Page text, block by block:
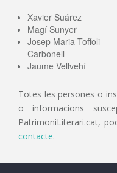
Xavier Suárez
Magí Sunyer
Josep Maria Toffoli
Carbonell
Jaume Vellvehí
Totes les persones o
o informacions
PatrimoniLiterari.cat,
contacte.